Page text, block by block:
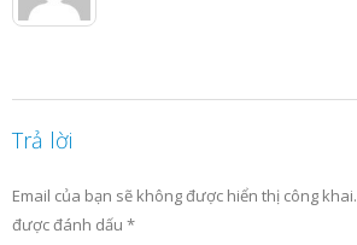
Trả lời
Email của bạn sẽ không được hiển thị công khai.
được đánh dấu *